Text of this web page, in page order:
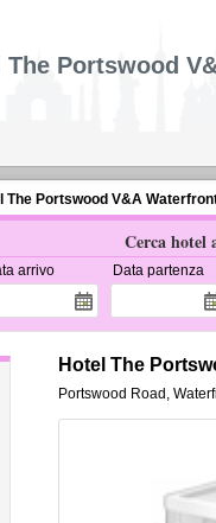
The Portswood
The Portswood V&A
Cerca hotel
arrivo Data partenza
Hotel The
Portswood Road ,